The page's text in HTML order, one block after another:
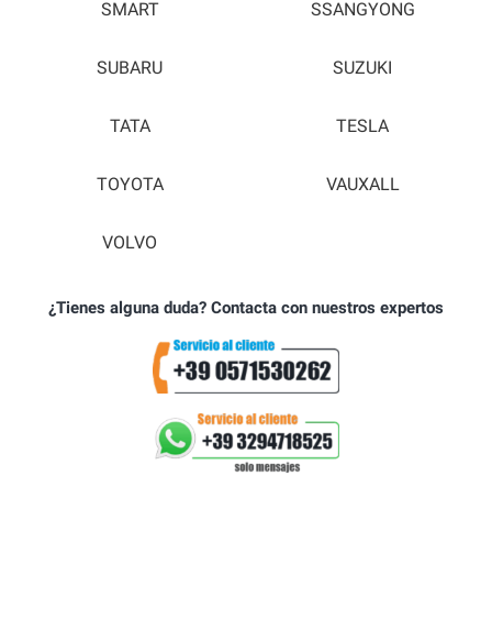
SMART SSANGYONG
SUBARU SUZUKI
TATA TESLA
TOYOTA VAUXALL
VOLVO
¿Tienes alguna duda? Contacta con nuestros expertos